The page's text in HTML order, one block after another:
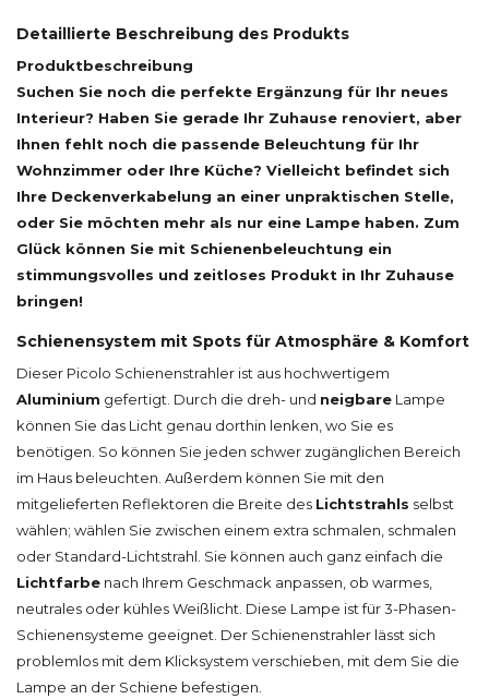
Detaillierte Beschreibung des Produkts
Produktbeschreibung
Suchen Sie noch die perfekte Ergänzung für Ihr neues
Interieur? Haben Sie gerade Ihr Zuhause renoviert, aber
Ihnen fehlt noch die passende Beleuchtung für Ihr
Wohnzimmer oder Ihre Küche? Vielleicht befindet sich
Ihre Deckenverkabelung an einer unpraktischen Stelle,
oder Sie möchten mehr als nur eine Lampe haben. Zum
Glück können Sie mit Schienenbeleuchtung ein
stimmungsvolles und zeitloses Produkt in Ihr Zuhause
bringen!
Schienensystem mit Spots für Atmosphäre & Komfort
Dieser Picolo Schienenstrahler ist aus hochwertigem
Aluminium gefertigt. Durch die dreh- und neigbare Lampe
können Sie das Licht genau dorthin lenken, wo Sie es
benötigen. So können Sie jeden schwer zugänglichen Bereich
im Haus beleuchten. Außerdem können Sie mit den
mitgelieferten Reflektoren die Breite des Lichtstrahls selbst
wählen; wählen Sie zwischen einem extra schmalen, schmalen
oder Standard-Lichtstrahl. Sie können auch ganz einfach die
Lichtfarbe nach Ihrem Geschmack anpassen, ob warmes,
neutrales oder kühles Weißlicht. Diese Lampe ist für 3-Phasen-
Schienensysteme geeignet. Der Schienenstrahler lässt sich
problemlos mit dem Klicksystem verschieben, mit dem Sie die
Lampe an der Schiene befestigen.